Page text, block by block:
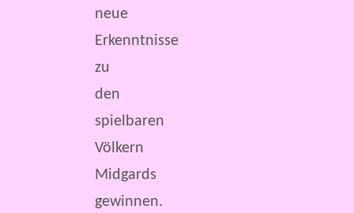
neue
Erkenntnisse
zu
den
spielbaren
Völkern
Midgards
gewinnen.